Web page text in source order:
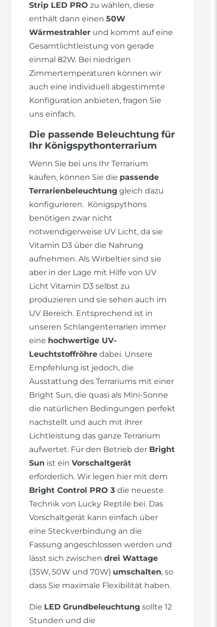
Strip LED PRO zu wählen, diese
enthält dann einen 50W
Wärmestrahler und kommt auf eine
Gesamtlichtleistung von gerade
einmal 82W. Bei niedrigen
Zimmertemperaturen können wir
auch eine individuell abgestimmte
Konfiguration anbieten, fragen Sie
uns einfach.
Die passende Beleuchtung für
Ihr Königspythonterrarium
Wenn Sie bei uns Ihr Terrarium
kaufen, können Sie die passende
Terrarienbeleuchtung gleich dazu
konfigurieren. Königspythons
benötigen zwar nicht
notwendigerweise UV Licht, da sie
Vitamin D3 über die Nahrung
aufnehmen. Als Wirbeltier sind sie
aber in der Lage mit Hilfe von UV
Licht Vitamin D3 selbst zu
produzieren und sie sehen auch im
UV Bereich. Entsprechend ist in
unseren Schlangenterrarien immer
eine hochwertige UV-
Leuchtstoffröhre dabei. Unsere
Empfehlung ist jedoch, die
Ausstattung des Terrariums mit einer
Bright Sun, die quasi als Mini-Sonne
die natürlichen Bedingungen perfekt
nachstellt und auch mit ihrer
Lichtleistung das ganze Terrarium
aufwertet. Für den Betrieb der Bright
Sun ist ein Vorschaltgerät
erforderlich. Wir legen hier mit dem
Bright Control PRO 3 die neueste
Technik von Lucky Reptile bei. Das
Vorschaltgerät kann einfach über
eine Steckverbindung an die
Fassung angeschlossen werden und
lässt sich zwischen drei Wattage
(35W, 50W und 70W) umschalten, so
dass Sie maximale Flexibilität haben.
Die LED Grundbeleuchtung sollte 12
Stunden und die